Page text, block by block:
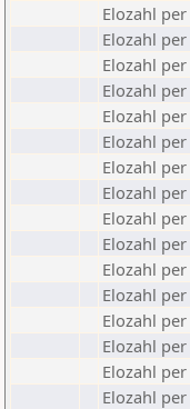
Elozahl
Elozahl
Elozahl
Elozahl
Elozahl
Elozahl
Elozahl
Elozahl
Elozahl
Elozahl
Elozahl
Elozahl
Elozahl
Elozahl per
Elozahl per
Elozahl per